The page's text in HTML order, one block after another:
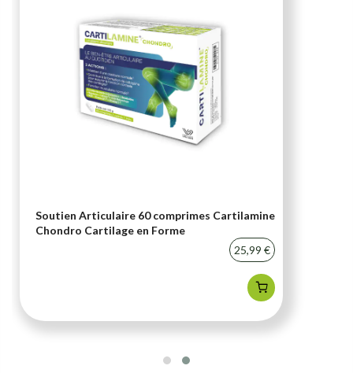
Soutien Articulaire 60 comprimes Cartilamine
Chondro Cartilage en Forme
25,99 €